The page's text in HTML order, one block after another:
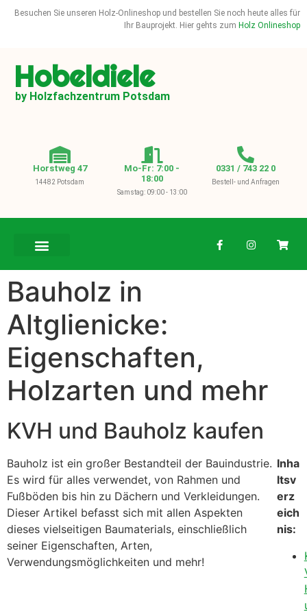
Besuchen Sie unseren Holz-Onlineshop und bestellen Sie noch heute alles für
Ihr Bauprojekt. Hier gehts zum Holz Onlineshop
Hobeldiele
by Holzfachzentrum Potsdam
Horstweg 47
14482 Potsdam
Mo-Fr: 7:00 -
18:00
Samstag: 09:00 - 13:00
0331 / 743 22 0
Bestell- und Anfragen
Bauholz in
Altglienicke:
Eigenschaften,
Holzarten und mehr
KVH und Bauholz kaufen
Bauholz ist ein großer Bestandteil der Bauindustrie.
Es wird für alles verwendet, von Rahmen und
Fußböden bis hin zu Dächern und Verkleidungen.
Dieser Artikel befasst sich mit allen Aspekten
dieses vielseitigen Baumaterials, einschließlich
seiner Eigenschaften, Arten,
Verwendungsmöglichkeiten und mehr!
Inha
ltsv
erz
eich
nis: